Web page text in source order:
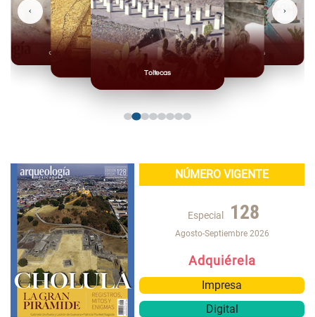
Toltecas
Mexicas
Olmecas
‹ ›
NÚMERO VIGENTE
Especial 128
Agosto-Septiembre 2026
Adquiérela
Impresa
Digital